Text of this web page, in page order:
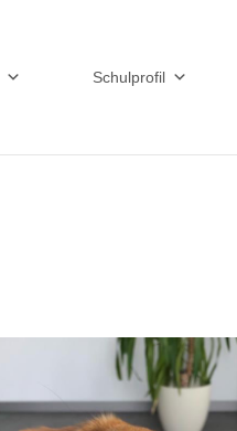
Schulprofil